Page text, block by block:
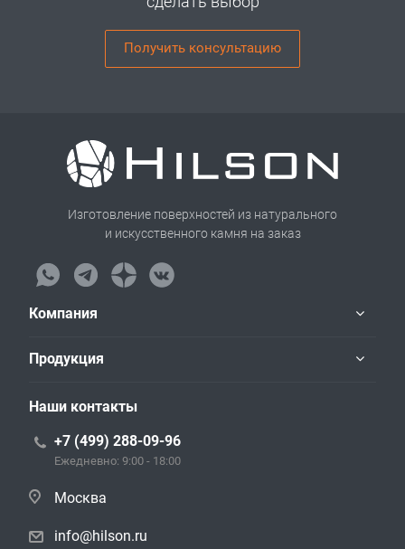
Получить консультацию
Изготовление поверхностей из натурального
и искусственного камня на заказ
Компания
Продукция
Наши контакты
+7 (499) 288-09-96
Ежедневно: 9:00 - 18:00
Москва
info@hilson.ru